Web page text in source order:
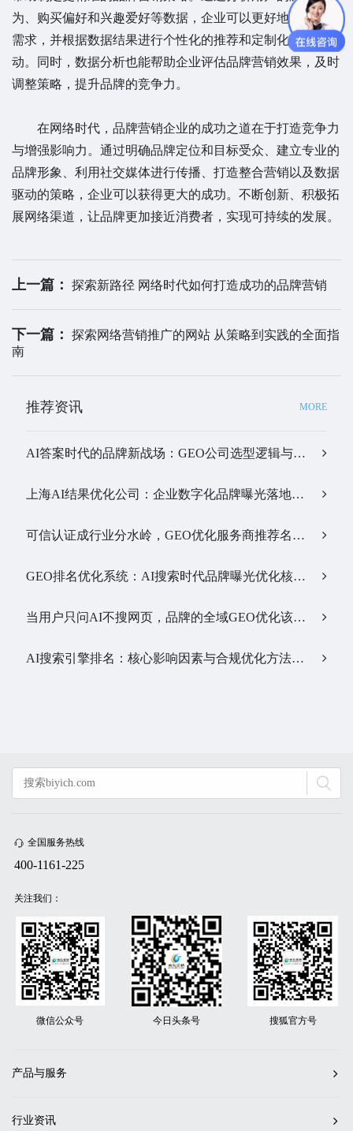
为、购买偏好和兴趣爱好等数据，企业可以更好地理解用户
需求，并根据数据结果进行个性化的推荐和定制化的营销活
动。同时，数据分析也能帮助企业评估品牌营销效果，及时
调整策略，提升品牌的竞争力。
在网络时代，品牌营销企业的成功之道在于打造竞争力
与增强影响力。通过明确品牌定位和目标受众、建立专业的
品牌形象、利用社交媒体进行传播、打造整合营销以及数据
驱动的策略，企业可以获得更大的成功。不断创新、积极拓
展网络渠道，让品牌更加接近消费者，实现可持续的发展。
上一篇： 探索新路径 网络时代如何打造成功的品牌营销
下一篇：
探索网络营销推广的网站 从策略到实践的全面指
南
推荐资讯 MORE
AI答案时代的品牌新战场：GEO公司选型逻辑与实战观察…
上海AI结果优化公司：企业数字化品牌曝光落地全解析…
可信认证成行业分水岭，GEO优化服务商推荐名单有了新答案…
GEO排名优化系统：AI搜索时代品牌曝光优化核心工具…
当用户只问AI不搜网页，品牌的全域GEO优化该交给谁？…
AI搜索引擎排名：核心影响因素与合规优化方法…
全国服务热线
400-1161-225
关注我们：
微信公众号 今日头条号 搜狐官方号
产品与服务
行业资讯